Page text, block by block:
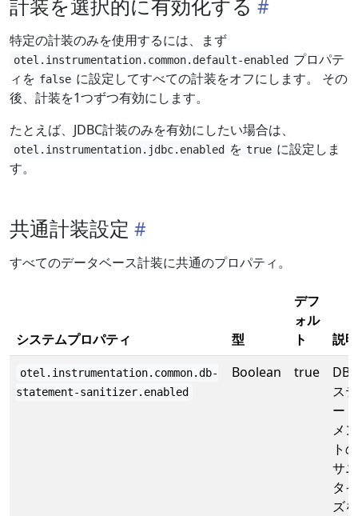
計装を選択的に有効化する
特定の計装のみを使用するには、まず
otel.instrumentation.common.default-enabled プロパテ
ィを false に設定してすべての計装をオフにします。 その
後、計装を1つずつ有効にします。
たとえば、JDBC計装のみを有効にしたい場合は、
otel.instrumentation.jdbc.enabled を true に設定しま
す。
共通計装設定
すべてのデータベース計装に共通のプロパティ。
システムプロパティ 型
デフ
ォル
ト
説明
otel.instrumentation.common.db-
statement-sanitizer.enabled
Boolean true
DB
ステ
ート
メン
トの
サニ
タイ
ズを